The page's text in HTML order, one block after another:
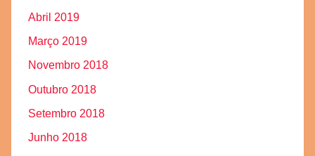
Abril 2019
Março 2019
Novembro 2018
Outubro 2018
Setembro 2018
Junho 2018